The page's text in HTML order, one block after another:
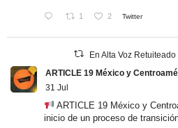
1 2 Twitter
En Alta Voz Retuiteado
ARTICLE 19 México y
31 Jul
ARTICLE 19 México y
inicio de un proceso de